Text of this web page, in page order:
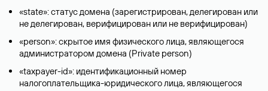
«state»: статус домена (зарегистрирован, делегирован или
не делегирован, верифицирован или не верифицирован)
«person»: скрытое имя физического лица, являющегося
администратором домена (Privatе person)
«taxpayer-id»: идентификационный номер
налогоплательщика-юридического лица, являющегося